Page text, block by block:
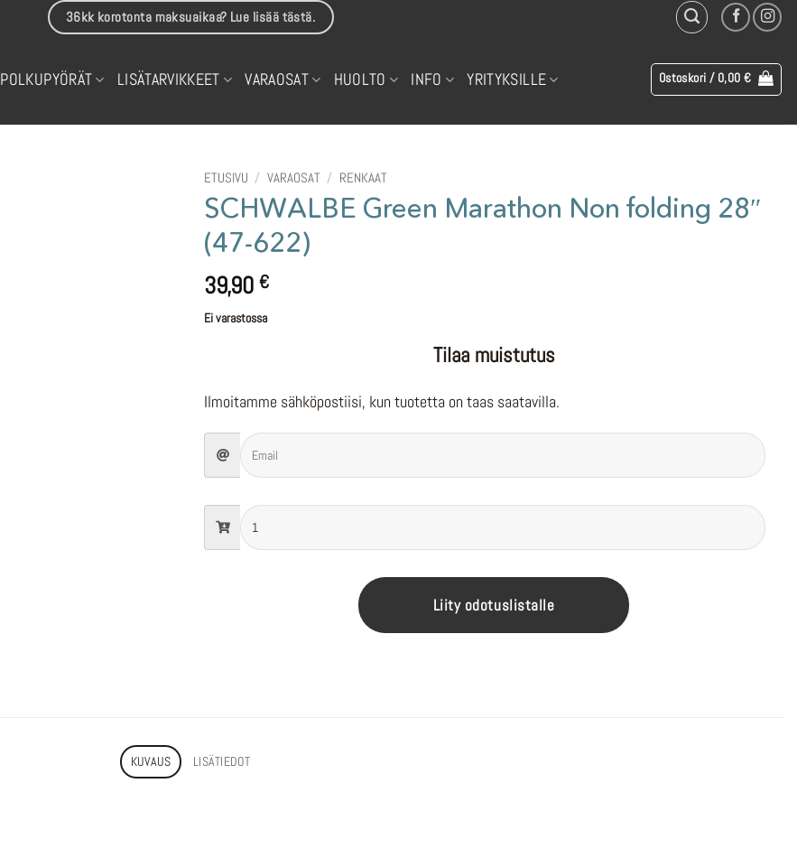
36kk korotonta maksuaikaa? Lue lisää tästä.
POLKUPYÖRÄT LISÄTARVIKKEET VARAOSAT HUOLTO INFO YRITYKSILLE Ostoskori / 0,00 €
ETUSIVU / VARAOSAT / RENKAAT
SCHWALBE Green Marathon Non folding 28″
(47-622)
39,90 €
Ei varastossa
Tilaa muistutus
Ilmoitamme sähköpostiisi, kun tuotetta on taas saatavilla.
Liity odotuslistalle
KUVAUS LISÄTIEDOT